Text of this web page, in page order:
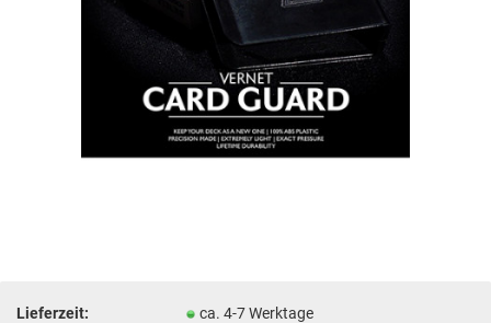
Lieferzeit: ca. 4-7 Werktage